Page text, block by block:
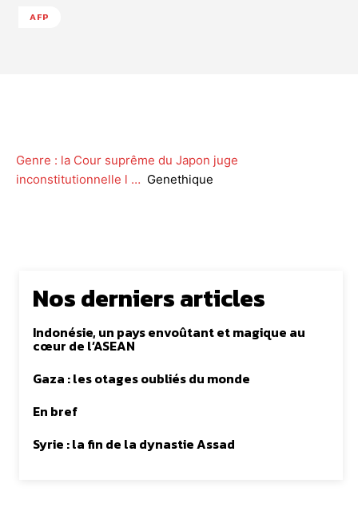
AFP
Genre : la Cour suprême du Japon juge
inconstitutionnelle l … Genethique
Nos derniers articles
Indonésie, un pays envoûtant et magique au
cœur de l’ASEAN
Gaza : les otages oubliés du monde
En bref
Syrie : la fin de la dynastie Assad